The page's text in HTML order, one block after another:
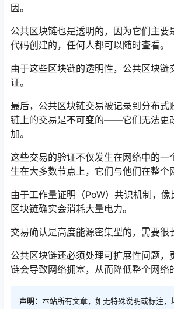
因。
公共区块链也是透明的，因为它们主要
代码创建的，任何人都可以随时查看。
由于这些区块链的透明性，公共区块链
证。
最后，公共区块链交易被记录到分布式
链上的交易是不可变的——它们无法更
加。
这些交易的验证不仅发生在网络中的一
生在大多数节点上，它们与他们在整个
由于工作量证明（PoW）共识机制，
区块链确实会消耗大量电力。
交易确认是高度能源密集型的，需要很
公共区块链还必须处理可扩展性问题，
链会导致网络拥塞，从而降低整个网络
声明： 本站所有文章，如无特殊说明或标注，